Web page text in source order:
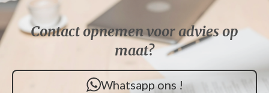
Contact opnemen voor advies op
maat?
Whatsapp ons !